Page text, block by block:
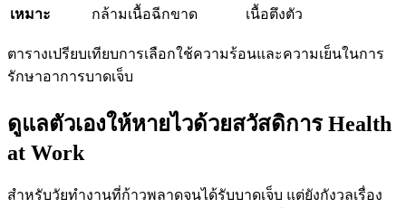
เหมาะ
กล้ามเนื้อฉีกขาด
เนื้อตึงตัว
ตารางเปรียบเทียบการเลือกใช้ความร้อนและความเย็นในการ
รักษาอาการบาดเจ็บ
ดูแลตัวเองให้หายไวด้วยสวัสดิการ Health
at Work
สำหรับวัยทำงานที่ก้าวพลาดจนได้รับบาดเจ็บ แต่ยังกังวลเรื่อง